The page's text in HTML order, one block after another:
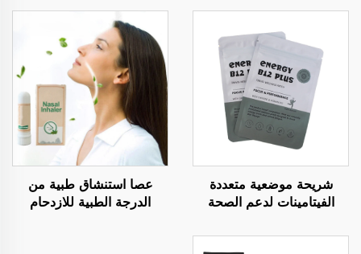
شريحة موضعية متعددة
الفيتامينات لدعم الصحة
ضروري مطلوب للصحة
عصا استنشاق طبية من
الدرجة الطبية للازدحام